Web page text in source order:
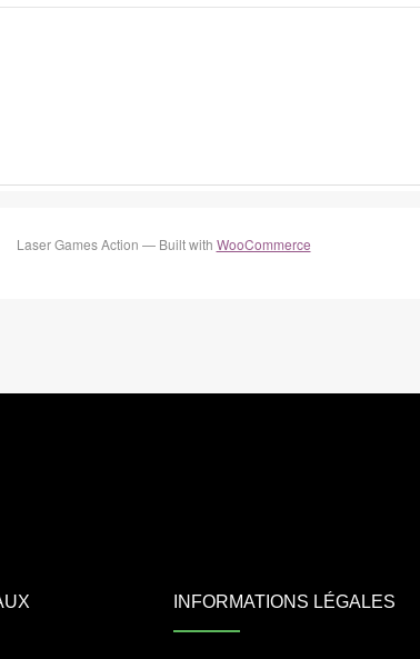
Laser Games Action — Built with WooCommerce
INFORMATIONS LÉGALES